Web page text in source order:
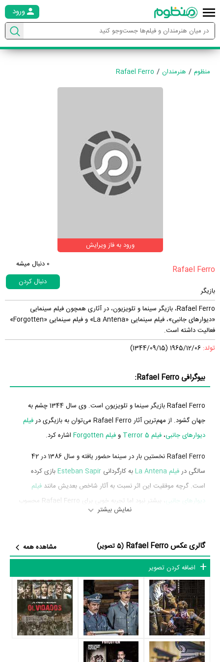
ورود
منظوم هنرمندان Rafael Ferro
ورود به فاز ویرایش
0 دنبال میشه
دنبال کردن
بازیگر
Rafael Ferro، بازیگر سینما و تلویزیون، در آثاری همچون فیلم سینمایی
«دیوارهای جانبی»، فیلم سینمایی «La Antena» و فیلم سینمایی «Forgotten»
فعالیت داشته است.
تولد:
بیوگرافی Rafael Ferro:
Rafael Ferro بازیگر سینما و تلویزیون است. وی سال 1344 چشم به
جهان گشود. از مهم‌ترین آثار Rafael Ferro می‌توان به بازیگری در
فیلم
دیوارهای جانبی، فیلم Terror 5 وفیلم Forgotten
اشاره کرد.
Rafael Ferro نخستین بار در سینما حضور یافته و سال 1386 در 42
سالگی درفیلم La Antena به کارگردانی Esteban Sapirبازی کرده
است. گرچه موفقیت این اثر نسبت به آثار شاخص بعدیش مانند فیلم
دیوارهای جانبی
می‌شود و همکاری با هنرمندانی همچون
Alejandro Urdapilleta
کرد.
گذراند و در اثر مهمی بازی کرده است. اثر مهم Rafael Ferro در این سال،
بازیگری درفیلم دیوارهای جانبیبه کارگردانیGustavo Tarettoمحسوب
می‌شود.
شاید یکی از مهم‌ترین بخش‌های بیوگرافی Rafael Ferro بازی در
فیلم
دیوارهای جانبیبوده است. Rafael Ferro سال 1390 در 46 سالگی در
نمایش بیشتر
گالری عکس Rafael Ferro (5 تصویر)
مشاهده همه
اضافه کردن تصویر